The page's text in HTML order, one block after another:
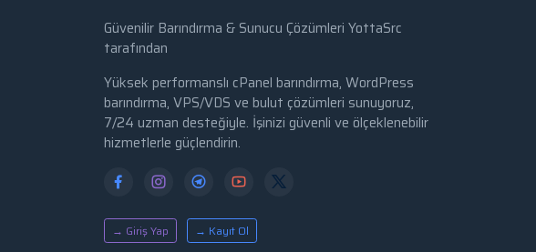
Güvenilir Barındırma & Sunucu Çözümleri YottaSrc
tarafından
Yüksek performanslı cPanel barındırma, WordPress
barındırma, VPS/VDS ve bulut çözümleri sunuyoruz,
7/24 uzman desteğiyle. İşinizi güvenli ve ölçeklenebilir
hizmetlerle güçlendirin.
→ Giriş Yap → Kayıt Ol